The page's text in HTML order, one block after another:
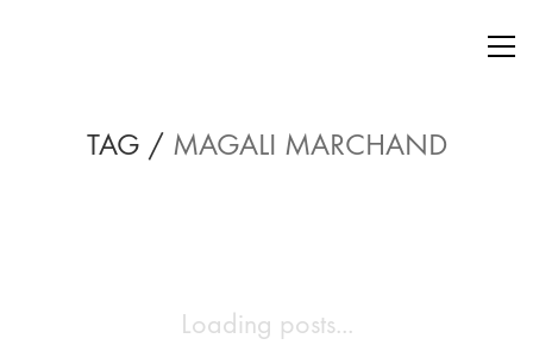
TAG / MAGALI MARCHAND
Loading posts...